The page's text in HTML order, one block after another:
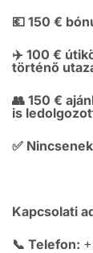
💶 150 €
✈️ 100 €
történő
👥 150 €
is
✅
Kapcsolati
📞 Telefon: